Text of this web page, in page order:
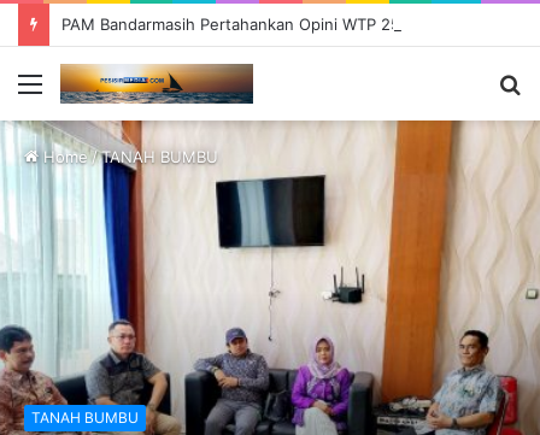
Menu
Home /TANAH BUMBU
TANAH BUMBU